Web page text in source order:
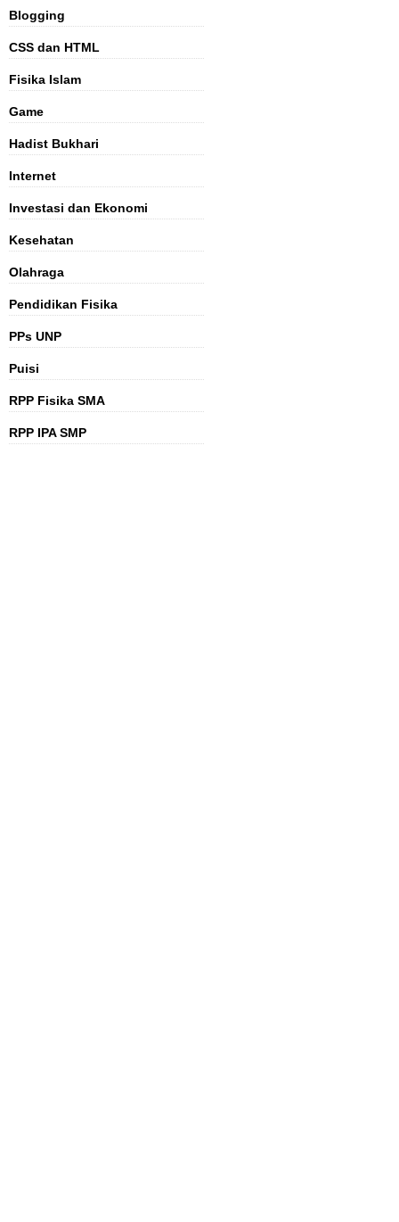
Blogging
CSS dan HTML
Fisika Islam
Game
Hadist Bukhari
Internet
Investasi dan Ekonomi
Kesehatan
Olahraga
Pendidikan Fisika
PPs UNP
Puisi
RPP Fisika SMA
RPP IPA SMP